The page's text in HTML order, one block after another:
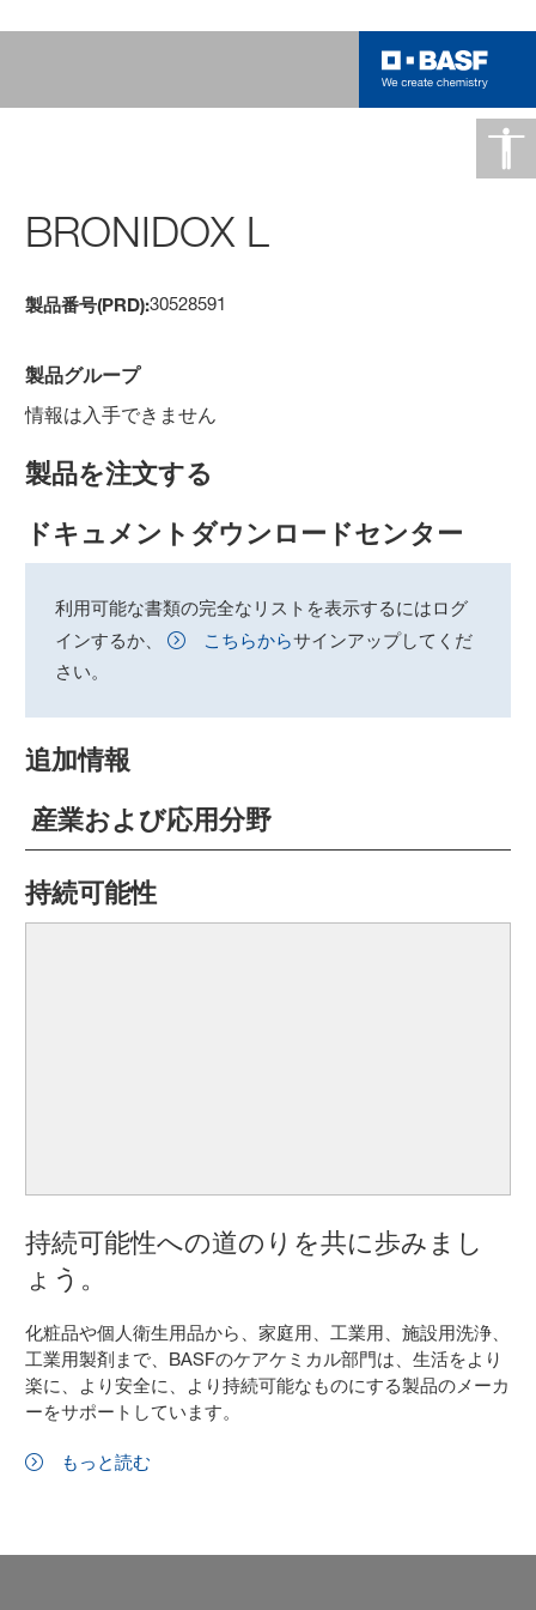
BRONIDOX L
製品番号(PRD):30528591
製品グループ
情報は入手できません
製品を注文する
ドキュメントダウンロードセンター
利用可能な書類の完全なリストを表示するにはログ
インするか、
こちらからサインアップしてくだ
さい。
追加情報
産業および応用分野
持続可能性
持続可能性への道のりを共に歩みまし
ょう。
化粧品や個人衛生用品から、家庭用、工業用、施設用洗浄、
工業用製剤まで、BASFのケアケミカル部門は、生活をより
楽に、より安全に、より持続可能なものにする製品のメーカ
ーをサポートしています。
もっと読む